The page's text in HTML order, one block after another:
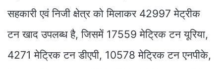
सहकारी एवं निजी क्षेत्र को मिलाकर 42997 मेट्रीक
टन खाद उपलब्ध है, जिसमें 17559 मेट्रिक टन यूरिया,
4271 मेट्रिक टन डीएपी, 10578 मेट्रिक टन एनपीके,